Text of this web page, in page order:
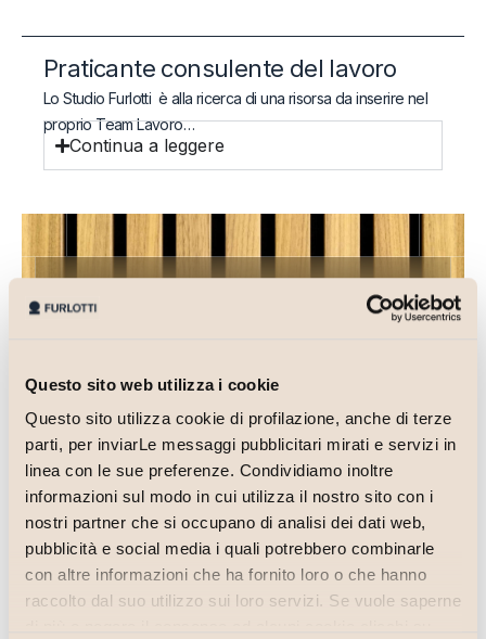
Questo sito web utilizza i cookie
Questo sito utilizza cookie di profilazione, anche di terze
parti, per inviarLe messaggi pubblicitari mirati e servizi in
linea con le sue preferenze. Condividiamo inoltre
informazioni sul modo in cui utilizza il nostro sito con i
nostri partner che si occupano di analisi dei dati web,
pubblicità e social media i quali potrebbero combinarle
con altre informazioni che ha fornito loro o che hanno
raccolto dal suo utilizzo sui loro servizi. Se vuole saperne
Praticante consulente del lavoro
Lo Studio Furlotti è alla ricerca di una risorsa da inserire nel
proprio Team Lavoro…
Continua a leggere
Email
Telefono